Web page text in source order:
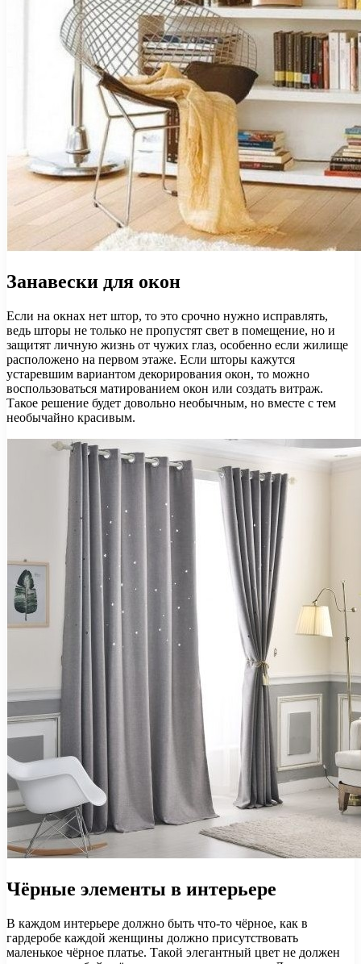
Занавески для окон
Если на окнах нет штор, то это срочно нужно исправлять,
ведь шторы не только не пропустят свет в помещение, но и
защитят личную жизнь от чужих глаз, особенно если жилище
расположено на первом этаже. Если шторы кажутся
устаревшим вариантом декорирования окон, то можно
воспользоваться матированием окон или создать витраж.
Такое решение будет довольно необычным, но вместе с тем
необычайно красивым.
Чёрные элементы в интерьере
В каждом интерьере должно быть что-то чёрное, как в
гардеробе каждой женщины должно присутствовать
маленькое чёрное платье. Такой элегантный цвет не должен